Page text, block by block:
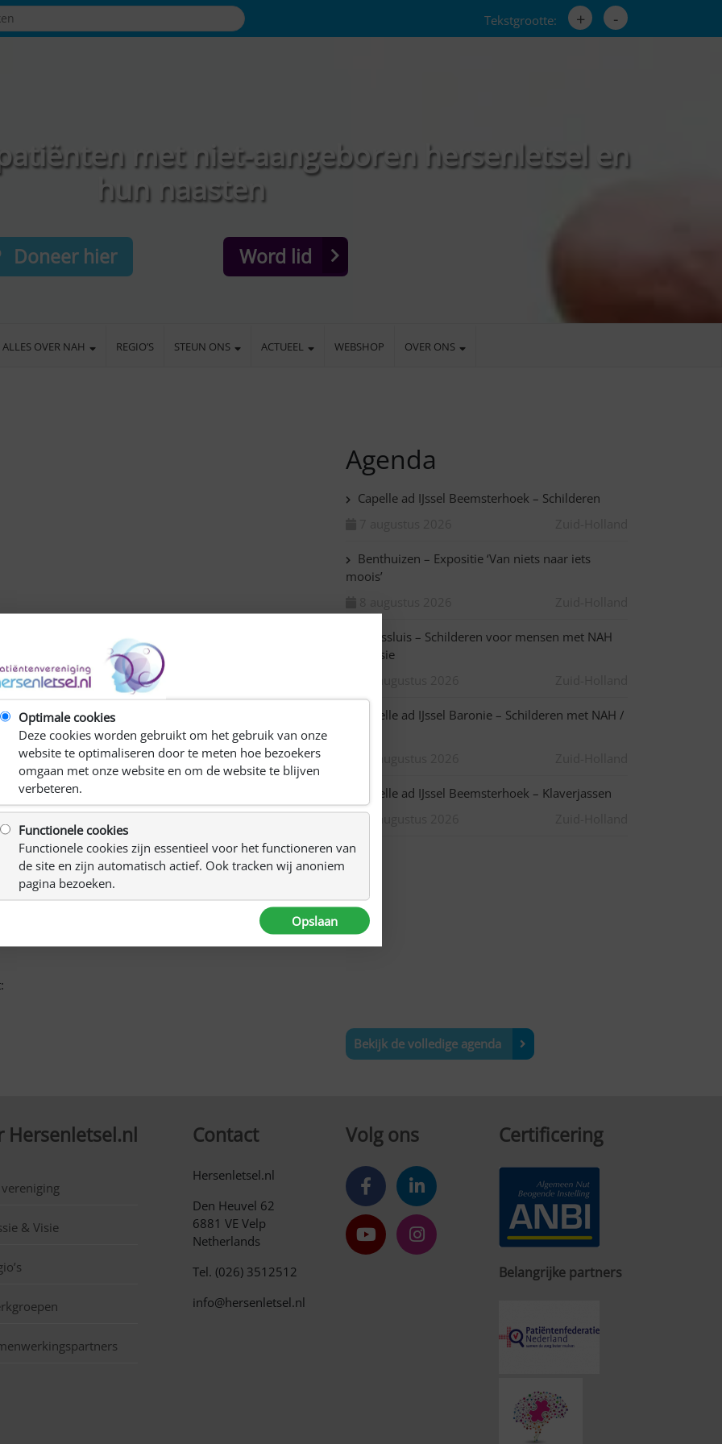
Tekstgrootte: + -
met niet-aangeboren hersenletsel en
hun naasten
Doneer hier Word lid
ALLES OVER NAH REGIO’S STEUN ONS ACTUEEL WEBSHOP OVER ONS
het genot van koffie/thee.
of iets quiz-achtigs.
elkaar praten, niet tegelijk vragen stellen enz.
Agenda
Capelle ad IJssel Beemsterhoek – Schilderen
Benthuizen – Expositie ‘Van niets naar iets
moois’
Maassluis – Schilderen voor mensen met NAH
en afasie
Capelle ad IJssel Baronie – Schilderen met NAH /
Capelle ad IJssel Beemsterhoek – Klaverjassen
10 augustus 2026
Bekijk de volledige agenda
Hersenletsel.nl
vereniging
& Visie
Contact
Hersenletsel.nl
Den Heuvel 62
6881 VE Velp
Netherlands
Tel. (026) 3512512
info@hersenletsel.nl
Volg ons Certificering
Belangrijke partners
Optimale cookies
Deze cookies worden gebruikt om het gebruik van onze
website te optimaliseren door te meten hoe bezoekers
omgaan met onze website en om de website te blijven
verbeteren.
Functionele cookies
Functionele cookies zijn essentieel voor het functioneren van
de site en zijn automatisch actief. Ook tracken wij anoniem
pagina bezoeken.
Opslaan